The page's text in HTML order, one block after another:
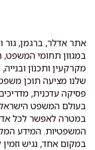
אתר אדלר, ברגמן, גור
במגוון תחומי המשפט,
מקרקעין ותכנון
שלנו מציעה תוכן
פסיקה עדכנית,
בעולם המשפט
במטרה לאפשר לכל אדם
המשפטיות. המידע
במקום אחד, נגיש וזמין